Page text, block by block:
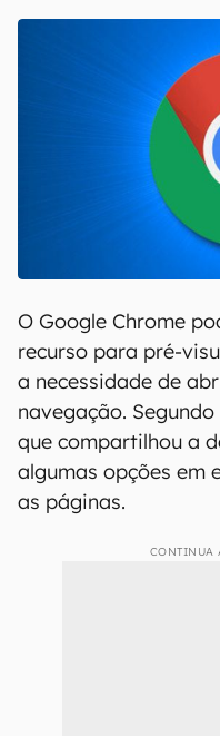
O Google Chrome
recurso para pré-
a necessidade de
navegação.
que compartilhou a
algumas opções em
as páginas.
CONTINUA